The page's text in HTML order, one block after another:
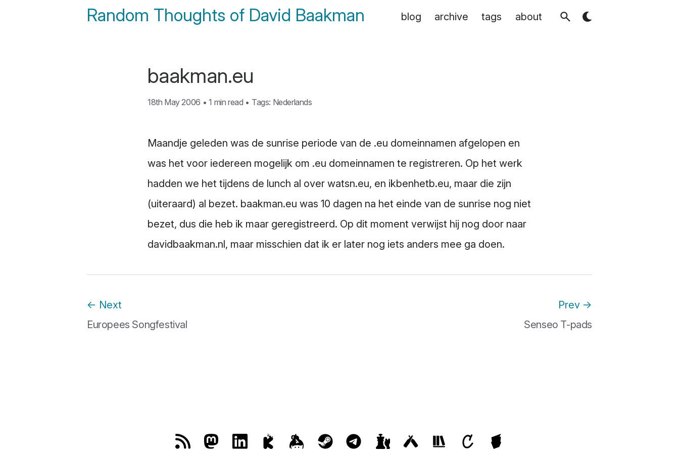
Random Thoughts of David Baakman blog archive tags about
baakman.eu
18th May 2006 • 1 min read • Tags: Nederlands
Maandje geleden was de sunrise periode van de .eu domeinnamen afgelopen en
was het voor iedereen mogelijk om .eu domeinnamen te registreren. Op het werk
hadden we het tijdens de lunch al over watsn.eu, en ikbenhetb.eu, maar die zijn
(uiteraard) al bezet. baakman.eu was 10 dagen na het einde van de sunrise nog niet
bezet, dus die heb ik maar geregistreerd. Op dit moment verwijst hij nog door naar
davidbaakman.nl, maar misschien dat ik er later nog iets anders mee ga doen.
← Next
Europees Songfestival
Prev →
Senseo T-pads